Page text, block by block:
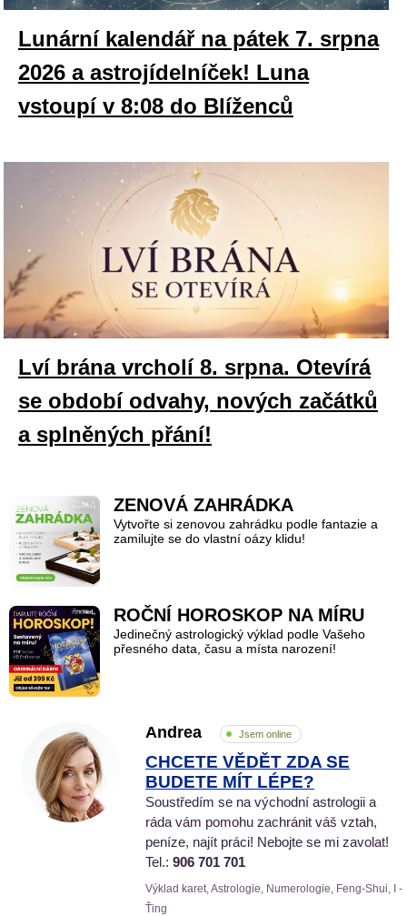
Lunární kalendář na pátek 7. srpna
2026 a astrojídelníček! Luna
vstoupí v 8:08 do Blíženců
Lví brána vrcholí 8. srpna. Otevírá
se období odvahy, nových začátků
a splněných přání!
ZENOVÁ ZAHRÁDKA
Vytvořte si zenovou zahrádku podle fantazie a
zamilujte se do vlastní oázy klidu!
ROČNÍ HOROSKOP NA MÍRU
Jedinečný astrologický výklad podle Vašeho
přesného data, času a místa narození!
Andrea Jsem online
CHCETE VĚDĚT ZDA SE
BUDETE MÍT LÉPE?
Soustředím se na východní astrologii a
ráda vám pomohu zachránit váš vztah,
peníze, najít práci! Nebojte se mi zavolat!
Tel.: 906 701 701
Výklad karet, Astrologie, Numerologie, Feng-Shui, I -
Ťing